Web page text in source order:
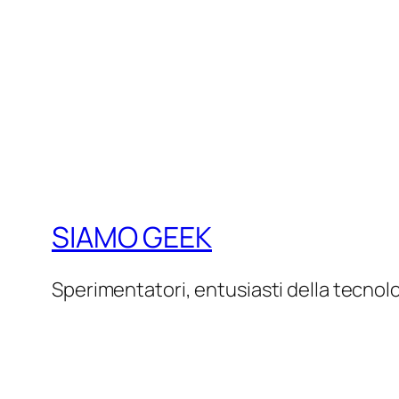
SIAMO GEEK
Sperimentatori, entusiasti della